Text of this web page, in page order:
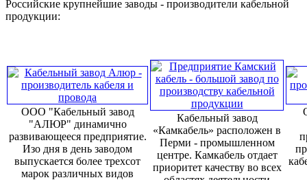
Российские крупнейшие заводы - производители кабельной
продукции:
ООО "Кабельный завод
"АЛЮР" динамично
развивающееся предприятие.
Изо дня в день заводом
выпускается более трехсот
марок различных видов
Кабельный завод
«Камкабель» расположен в
Перми - промышленном
центре. Камкабель отдает
приоритет качеству во всех